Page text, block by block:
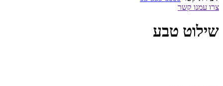
צרו עמנו קשר
שילוט טבע